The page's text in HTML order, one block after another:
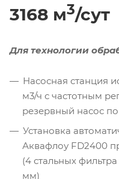
3168 м3/сут
Для технологии
Насосная станция
м3/ч с частотным
резервный насос по
Установка
Аквафлоу FD2400
(4 стальных
мм)